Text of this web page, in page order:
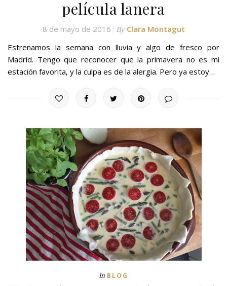
película lanera
8 de mayo de 2016 By Clara Montagut
Estrenamos la semana con lluvia y algo de fresco por
Madrid. Tengo que reconocer que la primavera no es mi
estación favorita, y la culpa es de la alergia. Pero ya estoy…
In BLOG